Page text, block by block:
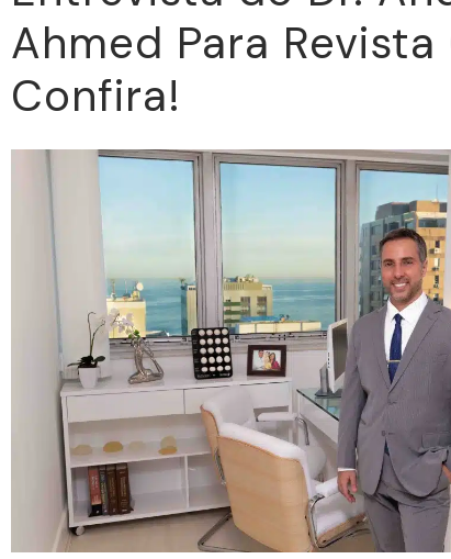
Ahmed Para Revista
Confira!